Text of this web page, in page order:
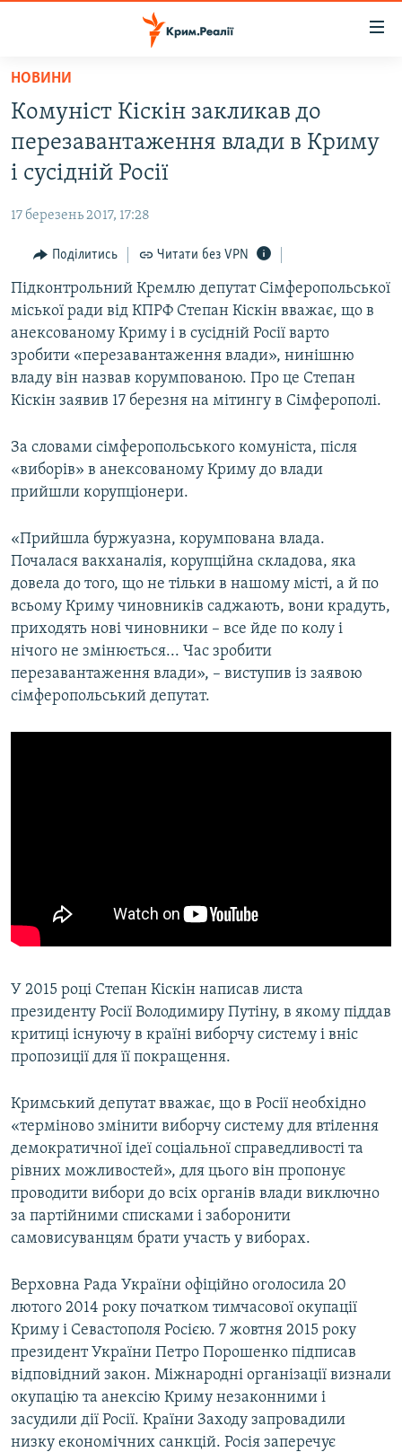
Перейти
основного
матеріалу
Перейти
до
основної
навігації
Перейти
пошуку
ВОДА.КРИМ
ВІДЕО ТА ФОТО
БЛОГИ
ПОГЛЯД
ІНТЕРВ'Ю
ВСЕ ЗА ДЕНЬ
СПЕЦПРОЕКТИ
ДЕПОРТАЦІЯ
СВІДЧЕННЯ ОКУПАЦІЇ
УКРАЇНСЬКА ПРОБЛЕМА КРИМУ
ЯК ОБІЙТИ БЛОКУВАННЯ
Qırımtatar
Усі сайти RFE/RL
НОВИНИ
Комуніст Кіскін закликав до
перезавантаження влади в Криму
і сусідній Росії
17 березень 2017, 17:28
Поділитись Читати без VPN
Підконтрольний Кремлю депутат Сімферопольської
міської ради від КПРФ Степан Кіскін вважає, що в
анексованому Криму і в сусідній Росії варто
зробити «перезавантаження влади», нинішню
владу він назвав корумпованою. Про це Степан
Кіскін заявив 17 березня на мітингу в Сімферополі.
За словами сімферопольського комуніста, після
«виборів» в анексованому Криму до влади
прийшли корупціонери.
«Прийшла буржуазна, корумпована влада.
Почалася вакханалія, корупційна складова, яка
довела до того, що не тільки в нашому місті, а й по
всьому Криму чиновників саджають, вони крадуть,
приходять нові чиновники – все йде по колу і
нічого не змінюється... Час зробити
перезавантаження влади», – виступив із заявою
сімферопольський депутат.
У 2015 році Степан Кіскін написав листа
президенту Росії Володимиру Путіну, в якому піддав
критиці існуючу в країні виборчу систему і вніс
пропозиції для її покращення.
Кримський депутат вважає, що в Росії необхідно
«терміново змінити виборчу систему для втілення
демократичної ідеї соціальної справедливості та
рівних можливостей», для цього він пропонує
проводити вибори до всіх органів влади виключно
за партійними списками і заборонити
самовисуванцям брати участь у виборах.
Верховна Рада України офіційно оголосила 20
лютого 2014 року початком тимчасової окупації
Криму і Севастополя Росією. 7 жовтня 2015 року
президент України Петро Порошенко підписав
відповідний закон. Міжнародні організації визнали
окупацію та анексію Криму незаконними і
засудили дії Росії. Країни Заходу запровадили
низку економічних санкцій. Росія заперечує